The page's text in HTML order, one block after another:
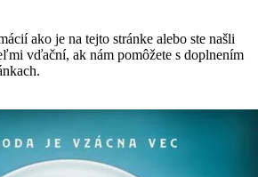
ako je na tejto stránke alebo ste našli
vďační, ak nám pomôžete s doplnením